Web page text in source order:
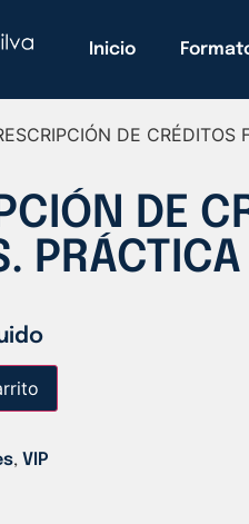
Inicio
DE CRÉDITOS
DE
PRÁCTICA
, VIP